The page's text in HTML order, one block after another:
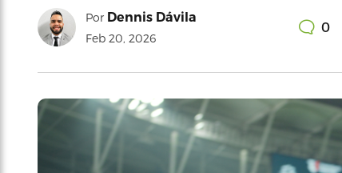
Por Dennis Dávila
Feb 20, 2026
0